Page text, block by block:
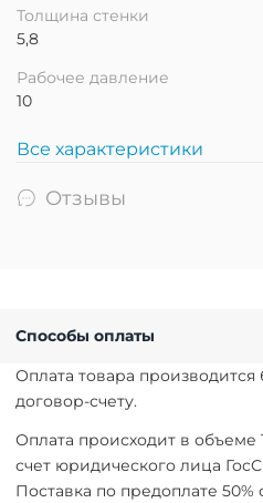
Толщина стенки
5,8
Рабочее давление
10
Все характеристики
Отзывы
Способы оплаты
Оплата товара
договор-счету.
Оплата происходит в объеме
счет юридического лица
Поставка по предоплате